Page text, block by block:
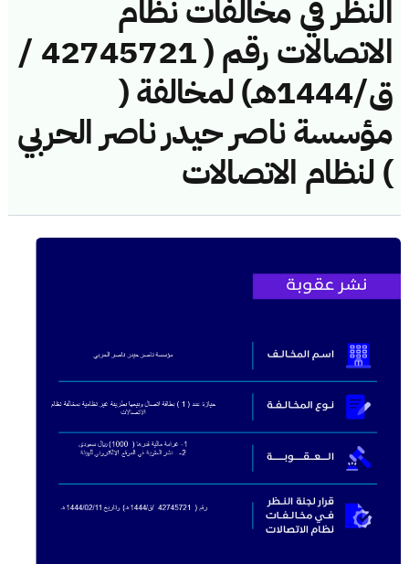
النظر في مخالفات نظام
الاتصالات رقم ( 42745721 /
ق/1444هـ) لمخالفة (
مؤسسة ناصر حيدر ناصر الحربي
) لنظام الاتصالات